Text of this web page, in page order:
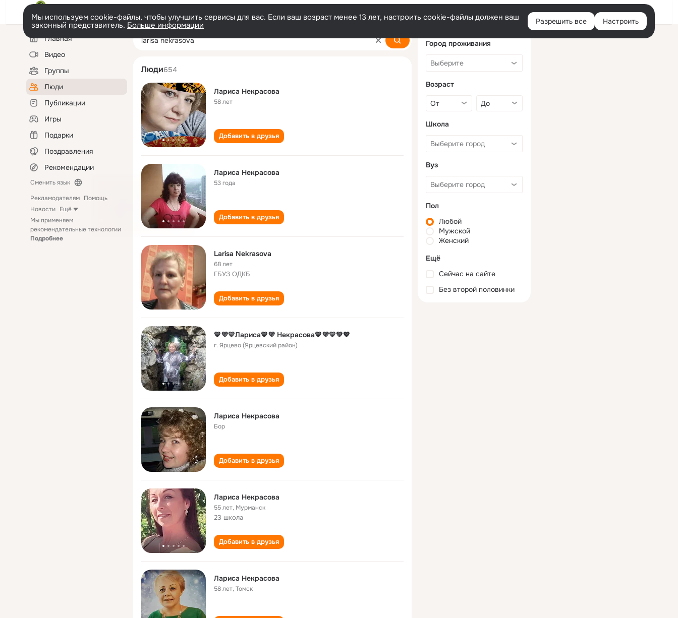
Войти
Мы используем cookie-файлы, чтобы улучшить сервисы для вас. Если ваш возраст менее 13 лет, настроить cookie-файлы должен ваш
законный представитель. Больше информации Разрешить все Настроить
Левая
колонкаГлавная
Видео
Группы
Люди
Публикации
Игры
Подарки
Поздравления
Рекомендации
Сменить язык
Рекламодателям Помощь
Новости Ещё
Мы применяем
рекомендательные технологии
Подробнее
larisa nekrasova
Люди654
Лариса Некрасова
58 лет
Добавить в друзья
Лариса Некрасова
53 года
Добавить в друзья
Larisa Nekrasova
68 лет
ГБУЗ ОДКБ
Добавить в друзья
💙💜💛Лариса💙💜 Некрасова💙💜💛💚💖
г. Ярцево (Ярцевский район)
Добавить в друзья
Лариса Некрасова
Бор
Добавить в друзья
Лариса Некрасова
55 лет, Мурманск
23 школа
Добавить в друзья
Лариса Некрасова
58 лет,Томск
Город проживания
Возраст
Школа
Вуз
Пол
Любой
Мужской
Женский
Ещё
Сейчас на сайте
Без второй половинки